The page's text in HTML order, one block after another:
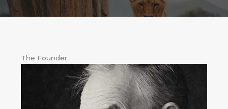
The Founder